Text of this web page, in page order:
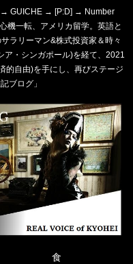
→ GUICHE → [P:D] → Number
機一転、アメリカ留学。英語と
ラリーマン&株式投資家＆時々
ア・シンガポール)を経て、2021
的自由)を手にし、再びステージ
ブログ」
食